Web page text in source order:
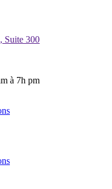
Suite 300
à 7h pm